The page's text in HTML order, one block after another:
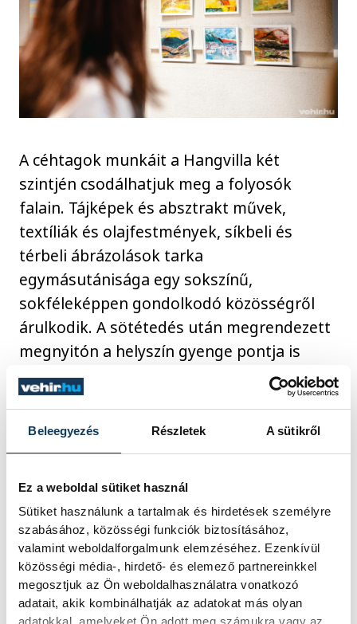
Beleegyezés Részletek A sütikről
Ez a weboldal sütiket használ
Sütiket használunk a tartalmak és hirdetések személyre
szabásához, közösségi funkciók biztosításához,
valamint weboldalforgalmunk elemzéséhez. Ezenkívül
közösségi média-, hirdető- és elemező partnereinkkel
megosztjuk az Ön weboldalhasználatra vonatkozó
adatait, akik kombinálhatják az adatokat más olyan
A céhtagok munkáit a Hangvilla két
szintjén csodálhatjuk meg a folyosók
falain. Tájképek és absztrakt művek,
textíliák és olajfestmények, síkbeli és
térbeli ábrázolások tarka
egymásutánisága egy sokszínű,
sokféleképpen gondolkodó közösségről
árulkodik. A sötétedés után megrendezett
megnyitón a helyszín gyenge pontja is
érződött: mivel nem biztosított a
galériákban megszokott minőségű
megvilágítás, a mesterséges fények
vonzó fényt kap, más alkotások viszont
karakterüket vesztik a természetestől
merőben eltérő színű lámpa alatt. Az
viszont tagadhatatlan, hogy a kiállított
műtárgyak olyan magas színvonalat
képviselnek, amit ingyenesen látogatható